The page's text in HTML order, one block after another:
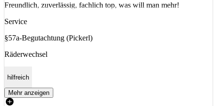
Freundlich, zuverlässig, fachlich top, was will man mehr!
Service
§57a-Begutachtung (Pickerl)
Räderwechsel
hilfreich
Mehr anzeigen